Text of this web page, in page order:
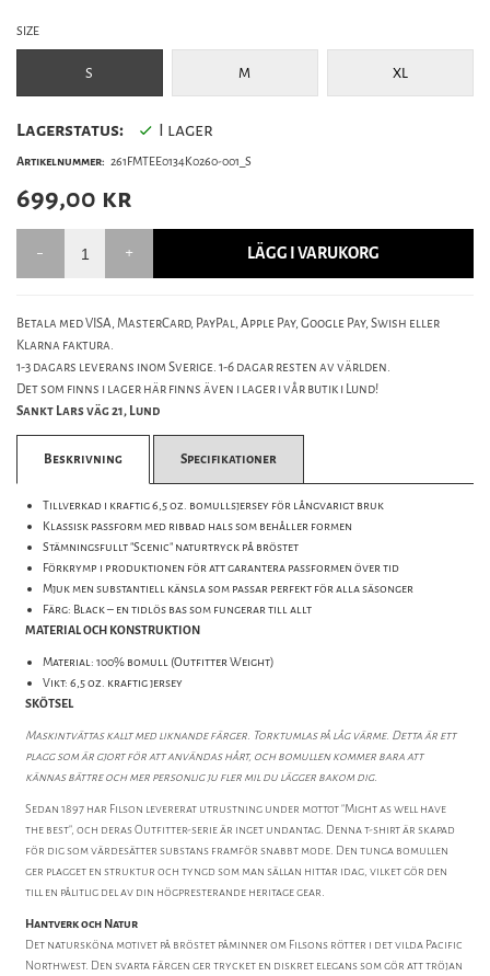
SIZE
S M XL
Lagerstatus: I lager
Artikelnummer: 261FMTEE0134K0260-001_S
699,00 kr
LÄGG I VARUKORG
Betala med VISA, MasterCard, PayPal, Apple Pay, Google Pay, Swish eller
Klarna faktura.
1-3 dagars leverans inom Sverige. 1-6 dagar resten av världen.
Det som finns i lager här finns även i lager i vår butik i Lund!
Sankt Lars väg 21, Lund
Beskrivning Specifikationer
Tillverkad i kraftig 6,5 oz. bomullsjersey för långvarigt bruk
Klassisk passform med ribbad hals som behåller formen
Stämningsfullt "Scenic" naturtryck på bröstet
Förkrymp i produktionen för att garantera passformen över tid
Mjuk men substantiell känsla som passar perfekt för alla säsonger
Färg: Black – en tidlös bas som fungerar till allt
MATERIAL OCH KONSTRUKTION
Material: 100% bomull (Outfitter Weight)
Vikt: 6,5 oz. kraftig jersey
SKÖTSEL
Maskintvättas kallt med liknande färger. Torktumlas på låg värme. Detta är ett
plagg som är gjort för att användas hårt, och bomullen kommer bara att
kännas bättre och mer personlig ju fler mil du lägger bakom dig.
Sedan 1897 har Filson levererat utrustning under mottot "Might as well have
the best", och deras Outfitter-serie är inget undantag. Denna t-shirt är skapad
för dig som värdesätter substans framför snabbt mode. Den tunga bomullen
ger plagget en struktur och tyngd som man sällan hittar idag, vilket gör den
till en pålitlig del av din högpresterande heritage gear.
Hantverk och Natur
Det natursköna motivet på bröstet påminner om Filsons rötter i det vilda Pacific
Northwest. Den svarta färgen ger trycket en diskret elegans som gör att tröjan